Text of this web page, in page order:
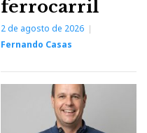
ferrocarril
2 de agosto de 2026
Fernando Casas